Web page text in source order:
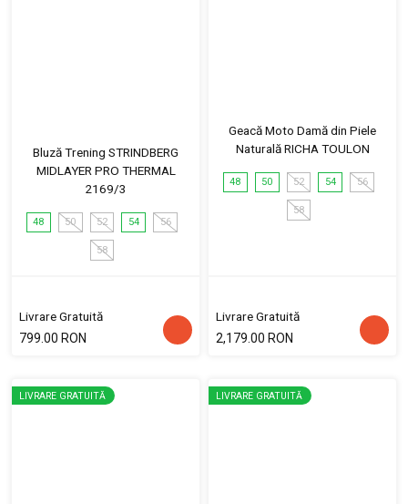
Bluză Trening STRINDBERG
MIDLAYER PRO THERMAL
2169/3
48 50 52 54 56
58
Livrare Gratuită
799.00 RON
Geacă Moto Damă din Piele
Naturală RICHA TOULON
48 50 52 54 56
58
Livrare Gratuită
2,179.00 RON
LIVRARE GRATUITĂ LIVRARE GRATUITĂ